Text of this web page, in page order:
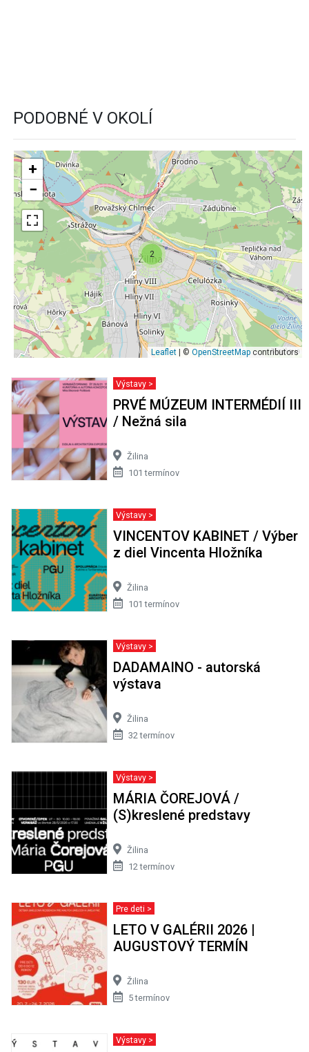
PODOBNÉ V OKOLÍ
2
+
−
Leaflet | © OpenStreetMap contributors
Výstavy >
PRVÉ MÚZEUM INTERMÉDIÍ III
/ Nežná sila
Žilina
101 termínov
Výstavy >
VINCENTOV KABINET / Výber
z diel Vincenta Hložníka
Žilina
101 termínov
Výstavy >
DADAMAINO - autorská
výstava
Žilina
32 termínov
Výstavy >
MÁRIA ČOREJOVÁ /
(S)kreslené predstavy
Žilina
12 termínov
Pre deti >
LETO V GALÉRII 2026 |
AUGUSTOVÝ TERMÍN
Žilina
5 termínov
Výstavy >